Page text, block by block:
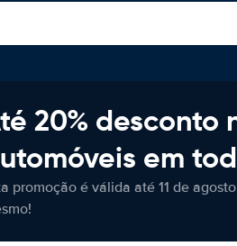
20% desconto
em
promoção é válida até 11 de